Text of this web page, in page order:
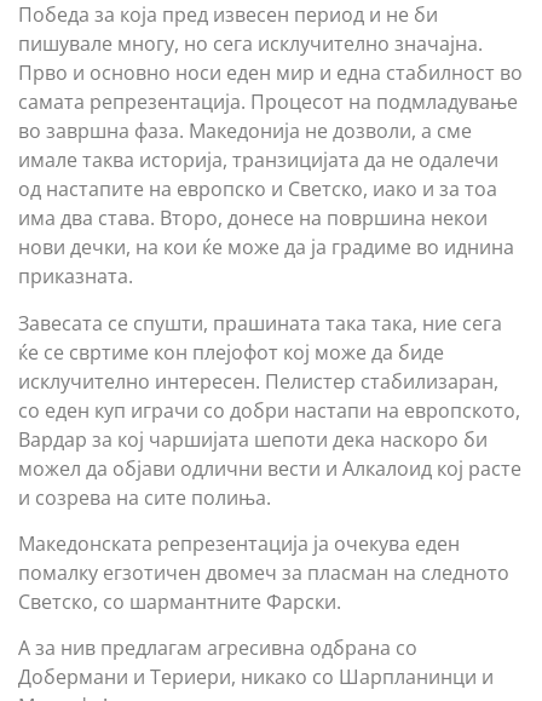
Победа за која пред извесен период и не би
пишувале многу, но сега исклучително значајна.
Прво и основно носи еден мир и една стабилност во
самата репрезентација. Процесот на подмладување
во завршна фаза. Македонија не дозволи, а сме
имале таква историја, транзицијата да не одалечи
од настапите на европско и Светско, иако и за тоа
има два става. Второ, донесе на површина некои
нови дечки, на кои ќе може да ја градиме во иднина
приказната.
Завесата се спушти, прашината така така, ние сега
ќе се свртиме кон плејофот кој може да биде
исклучително интересен. Пелистер стабилизаран,
со еден куп играчи со добри настапи на европското,
Вардар за кој чаршијата шепоти дека наскоро би
можел да објави одлични вести и Алкалоид кој расте
и созрева на сите полиња.
Македонската репрезентација ја очекува еден
помалку егзотичен двомеч за пласман на следното
Светско, со шармантните Фарски.
А за нив предлагам агресивна одбрана со
Добермани и Териери, никако со Шарпланинци и